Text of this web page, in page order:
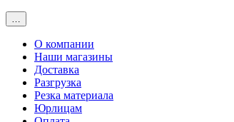
…
О компании
Наши магазины
Доставка
Разгрузка
Резка материала
Юрлицам